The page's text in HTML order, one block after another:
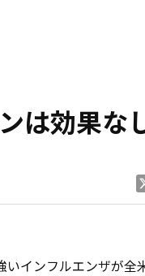
は効果な
インフルエンザが全